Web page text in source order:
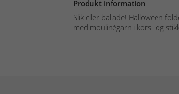
Produkt information
Slik eller ballade! Halloween
med moulinégarn i kors- og